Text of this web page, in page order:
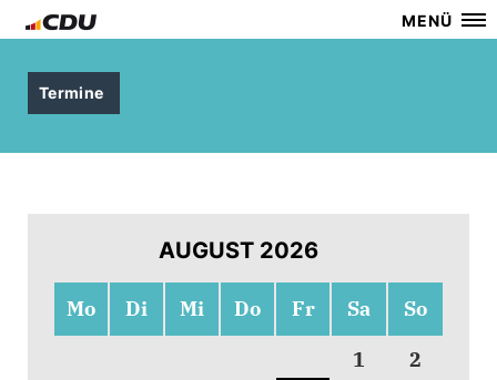
MENÜ
Termine
AUGUST 2026
Mo Di Mi Do Fr Sa
So
1
2